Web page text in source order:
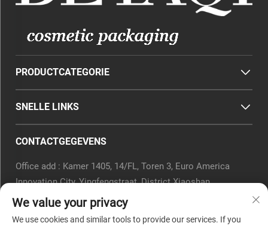
PRODUCTCATEGORIE
SNELLE LINKS
CONTACTGEGEVENS
Office add : Kamer 1405, 14/FL, Toren 3, Euro America
Innovation City, Yingfengstraat, District Xiaoshan,
Hangzhou, Provincie Zhejiang, China.
We value your privacy
We use cookies and similar tools to provide our services. If you